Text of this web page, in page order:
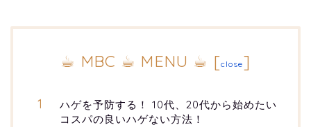
☕︎ MBC ☕︎ MENU ☕︎ [close]
ハゲを予防する！ 10代、20代から始めたい
コスパの良いハゲない方法！